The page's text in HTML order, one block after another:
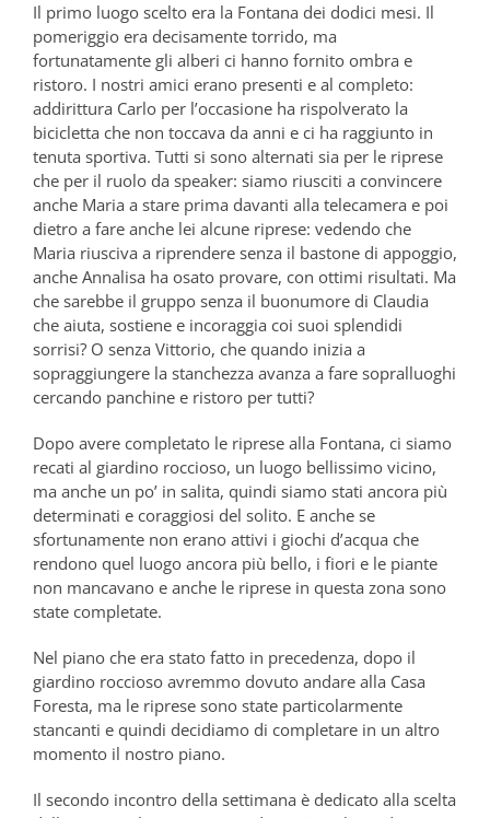
Il primo luogo scelto era la Fontana dei dodici mesi. Il
pomeriggio era decisamente torrido, ma
fortunatamente gli alberi ci hanno fornito ombra e
ristoro. I nostri amici erano presenti e al completo:
addirittura Carlo per l’occasione ha rispolverato la
bicicletta che non toccava da anni e ci ha raggiunto in
tenuta sportiva. Tutti si sono alternati sia per le riprese
che per il ruolo da speaker: siamo riusciti a convincere
anche Maria a stare prima davanti alla telecamera e poi
dietro a fare anche lei alcune riprese: vedendo che
Maria riusciva a riprendere senza il bastone di appoggio,
anche Annalisa ha osato provare, con ottimi risultati. Ma
che sarebbe il gruppo senza il buonumore di Claudia
che aiuta, sostiene e incoraggia coi suoi splendidi
sorrisi? O senza Vittorio, che quando inizia a
sopraggiungere la stanchezza avanza a fare sopralluoghi
cercando panchine e ristoro per tutti?
Dopo avere completato le riprese alla Fontana, ci siamo
recati al giardino roccioso, un luogo bellissimo vicino,
ma anche un po’ in salita, quindi siamo stati ancora più
determinati e coraggiosi del solito. E anche se
sfortunamente non erano attivi i giochi d’acqua che
rendono quel luogo ancora più bello, i fiori e le piante
non mancavano e anche le riprese in questa zona sono
state completate.
Nel piano che era stato fatto in precedenza, dopo il
giardino roccioso avremmo dovuto andare alla Casa
Foresta, ma le riprese sono state particolarmente
stancanti e quindi decidiamo di completare in un altro
momento il nostro piano.
Il secondo incontro della settimana è dedicato alla scelta